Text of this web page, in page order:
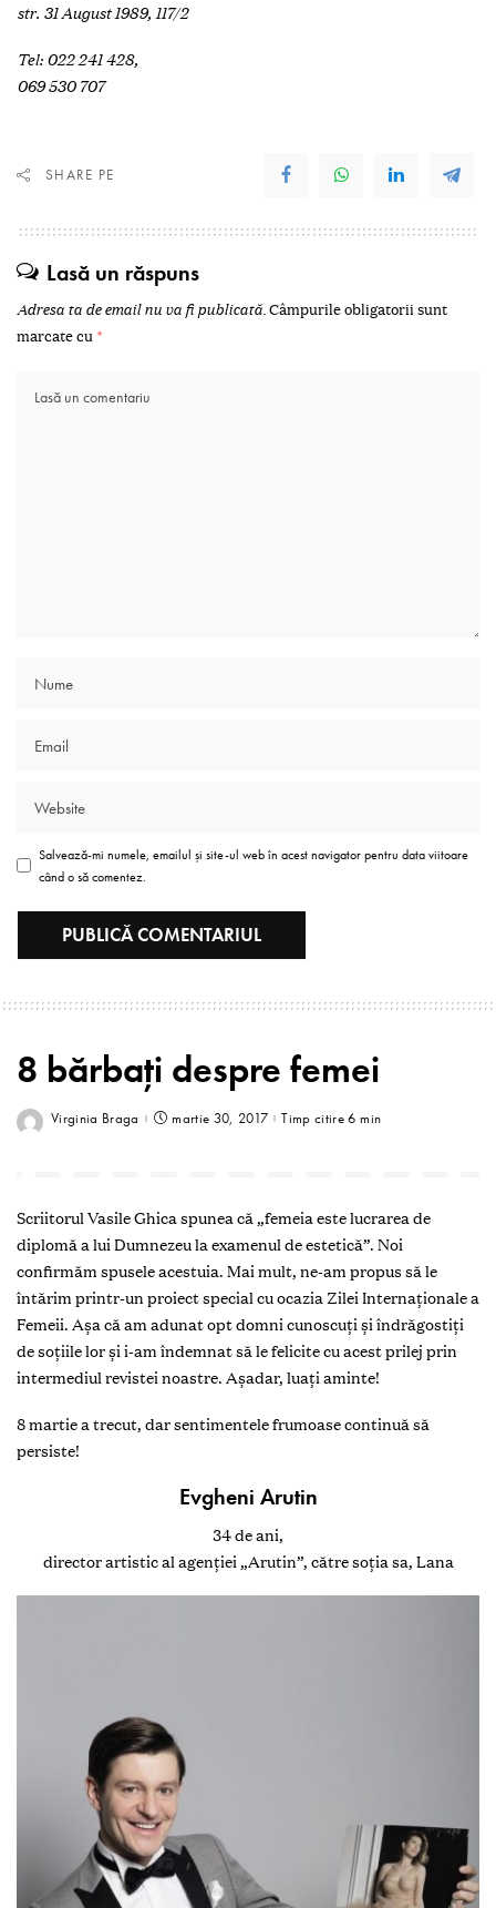
str. 31 August 1989, 117/2
Tel: 022 241 428,
069 530 707
SHARE PE
Lasă un răspuns
Adresa ta de email nu va fi publicată.Câmpurile obligatorii sunt
marcate cu *
Salvează-mi numele, emailul și site-ul web în acest navigator pentru data viitoare
când o să comentez.
8 bărbaţi despre femei
Virginia Braga martie 30, 2017 Timp citire 6 min
Scriitorul Vasile Ghica spunea că „femeia este lucrarea de
diplomă a lui Dumnezeu la examenul de estetică”. Noi
confirmăm spusele acestuia. Mai mult, ne-am propus să le
întărim printr-un proiect special cu ocazia Zilei Internaţionale a
Femeii. Aşa că am adunat opt domni cunoscuţi şi îndrăgostiţi
de soţiile lor şi i-am îndemnat să le felicite cu acest prilej prin
intermediul revistei noastre. Aşadar, luaţi aminte!
8 martie a trecut, dar sentimentele frumoase continuă să
persiste!
Evgheni Arutin
34 de ani,
director artistic al agenţiei „Arutin”, către soţia sa, Lana